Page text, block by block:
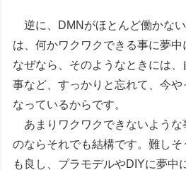
逆に、DMNがほとんど働かな
は、何かワクワクできる事に夢中
なぜなら、そのようなときには
事など、すっかりと忘れて、今
なっているからです。
あまりワクワクできないような
のならそれでも結構です。難し
も良し、プラモデルやDIYに夢中